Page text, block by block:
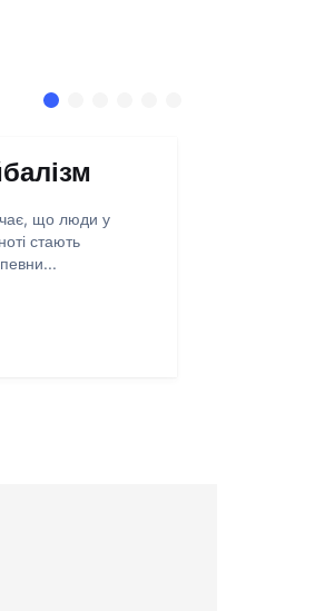
що люди у
стають